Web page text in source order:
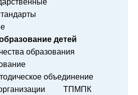
детей
образования
объединение
ТПМПК